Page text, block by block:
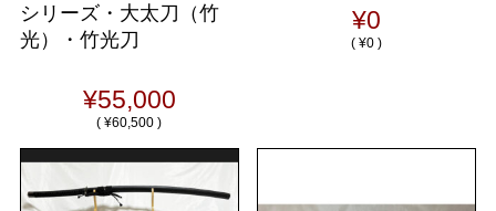
シリーズ・大太刀（竹
光）・竹光刀
¥55,000
(¥60,500 )
¥0
( ¥0 )